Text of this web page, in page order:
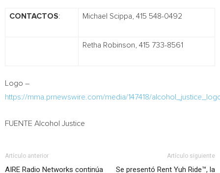
CONTACTOS: Michael Scippa, 415 548-0492
Retha Robinson, 415 733-8561
Logo –
https://mma.prnewswire.com/media/147418/
FUENTE Alcohol Justice
Artículo anterior
AIRE Radio Networks continúa
Artículo siguiente
Se presentó Rent Yuh Ride™, la